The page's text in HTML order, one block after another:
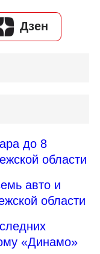
Дзен
до 8
области
авто и
области
«Динамо»